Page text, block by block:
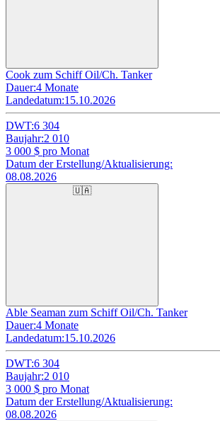
Cook zum Schiff Oil/Ch. Tanker
Dauer:4 Monate
Landedatum:15.10.2026
DWT:6 304
Baujahr:2 010
3 000 $ pro Monat
Datum der Erstellung/Aktualisierung:
08.08.2026
🇺🇦
Able Seaman zum Schiff Oil/Ch. Tanker
Dauer:4 Monate
Landedatum:15.10.2026
DWT:6 304
Baujahr:2 010
3 000 $ pro Monat
Datum der Erstellung/Aktualisierung:
08.08.2026